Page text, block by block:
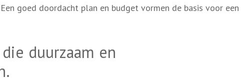
goed doordacht plan en budget vormen de basis voor een
duurzaam en